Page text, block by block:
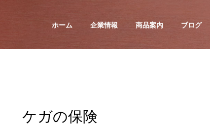
ホーム 企業情報 商品案内 ブログ
ケガの保険